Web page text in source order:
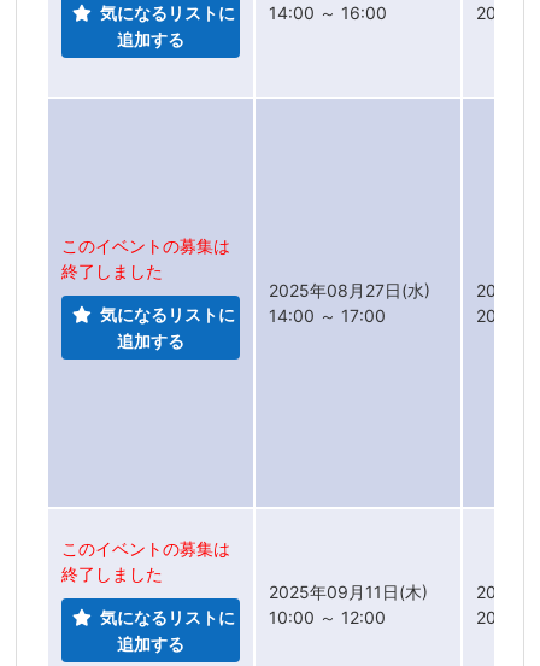
気になるリストに
追加する
14:00 ～ 16:00
2025年
このイベントの募集は
終了しました
気になるリストに
追加する
2025年08月27日(水)
14:00 ～ 17:00
2025年
2025年
このイベントの募集は
終了しました
気になるリストに
追加する
2025年09月11日(木)
10:00 ～ 12:00
2025年
2025年